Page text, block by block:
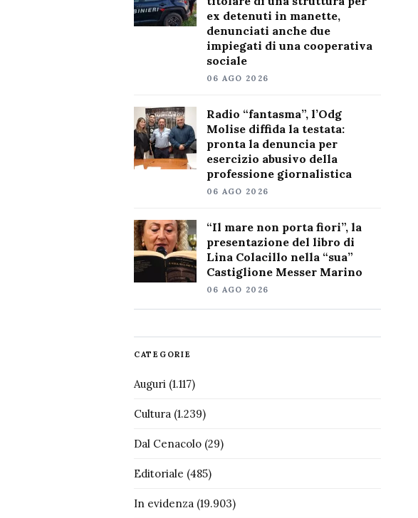
ex detenuti in manette,
denunciati anche due
impiegati di una cooperativa
sociale
06 AGO 2026
Radio “fantasma”, l’Odg
Molise diffida la testata:
pronta la denuncia per
esercizio abusivo della
professione giornalistica
06 AGO 2026
“Il mare non porta fiori”, la
presentazione del libro di
Lina Colacillo nella “sua”
Castiglione Messer Marino
06 AGO 2026
CATEGORIE
Auguri(1.117)
Cultura(1.239)
Dal Cenacolo(29)
Editoriale (485)
In evidenza(19.903)